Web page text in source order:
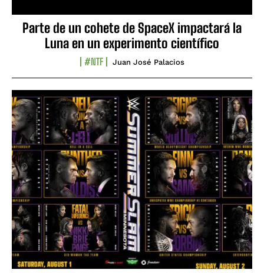
Parte de un cohete de SpaceX impactará la
Luna en un experimento científico
#NTF Juan José Palacios